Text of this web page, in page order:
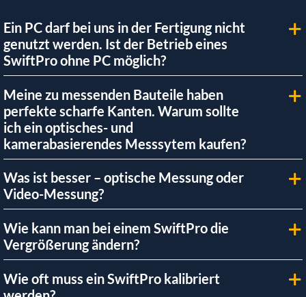
Ein PC darf bei uns in der Fertigung nicht
genutzt werden. Ist der Betrieb eines
SwiftPro ohne PC möglich?
Meine zu messenden Bauteile haben
perfekte scharfe Kanten. Warum sollte
ich ein optisches- und
kamerabasierendes Messsytem kaufen?
Was ist besser – optische Messung oder
Video-Messung?
Wie kann man bei einem SwiftPro die
Vergrößerung ändern?
Wie oft muss ein SwiftPro kalibriert